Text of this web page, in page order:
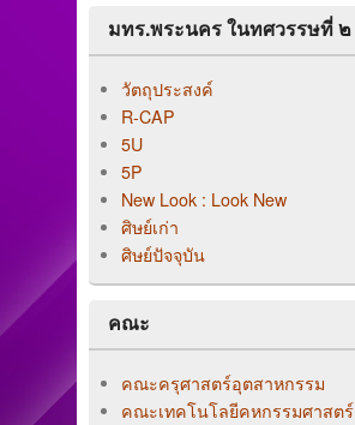
มทร.พระนคร ในทศวรรษที่ ๒
วัตถุประสงค์
R-CAP
5U
5P
New Look : Look New
ศิษย์เก่า
ศิษย์ปัจจุบัน
คณะ
คณะครุศาสตร์อุตสาหกรรม
คณะเทคโนโลยีคหกรรมศาสตร์